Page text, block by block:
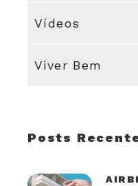
Vídeos
Viver Bem
Posts